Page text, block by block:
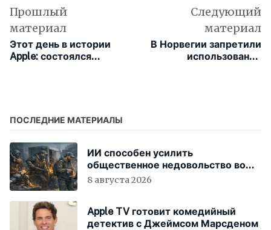
Прошлый
материал
Этот день в истории
Apple: состоялся
Следующий
материал
В Норвегии запретили
использование
ПОСЛЕДНИЕ МАТЕРИАЛЫ
ИИ способен усилить
общественное недовольство во
всём мире
8 августа 2026
Apple TV готовит комедийный
детектив с Джеймсом Марсденом